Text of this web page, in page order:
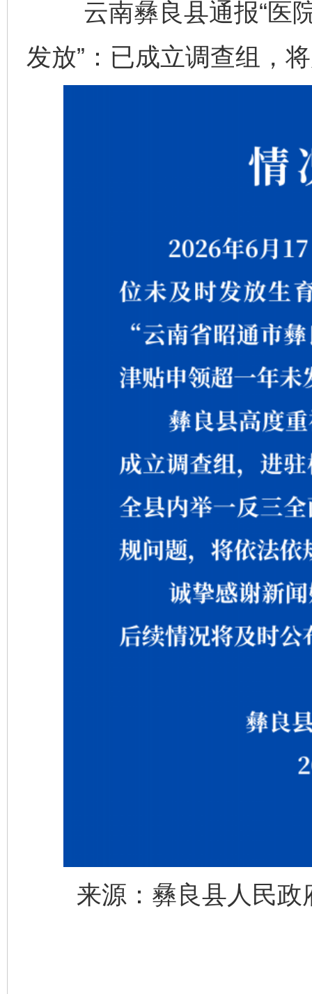
云南彝良县通报“医院
发放”：已成立调查组，
来源：彝良县人民政